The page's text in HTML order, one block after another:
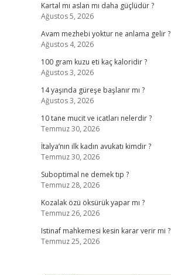
Kartal mı aslan mı daha güçlüdür ?
Ağustos 5, 2026
Avam mezhebi yoktur ne anlama gelir ?
Ağustos 4, 2026
100 gram kuzu eti kaç kaloridir ?
Ağustos 3, 2026
14 yaşında güreşe başlanır mı ?
Ağustos 3, 2026
10 tane mucit ve icatları nelerdir ?
Temmuz 30, 2026
İtalya’nın ilk kadın avukatı kimdir ?
Temmuz 30, 2026
Suboptimal ne demek tıp ?
Temmuz 28, 2026
Kozalak özü öksürük yapar mı ?
Temmuz 26, 2026
Istinaf mahkemesi kesin karar verir mi ?
Temmuz 25, 2026